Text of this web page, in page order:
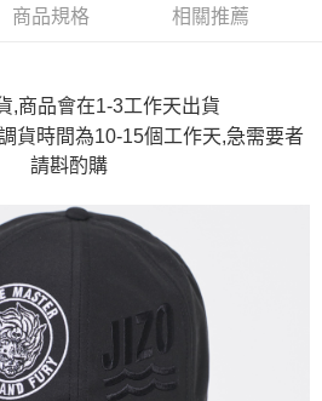
灣大哥大用戶可立即使用無須另外申請。
」，訂單成立後會自動跳轉到大哥付的交易
分期的期數、繳款截止日，確認付款後即完
確認交易或遇審核未通過，訂單將自動取
況，表示未達大哥付你分期系統評分，恕無
大哥付你分期」於每月結算日後寄送繳費提
選擇「超商條碼／台灣大直營門市／銀行轉
」等通路繳費。
之後才付款」的支付方式。 讓您購物簡單
綁卡、不需儲值。
認證，即可結帳。
，再付款。
】
享後付」後，將跳轉至「AFTEE先享後付」
金額後，即可完成結帳。
繳費通知簡訊。
，點擊此簡訊中的連結，可透過四大超商／
上)免運費
上)免運費
商品規格 相關推薦
,商品會在1-3工作天出貨
貨時間為10-15個工作天,急需要者
請斟酌購